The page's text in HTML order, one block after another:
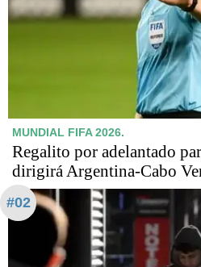
MUNDIAL FIFA 2026.
Regalito por adelantado
dirigirá Argentina-Cabo
#02